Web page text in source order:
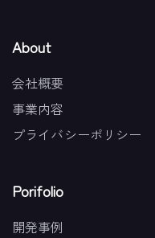
About
会社概要
事業内容
プライバシーポリシー
Porifolio
開発事例